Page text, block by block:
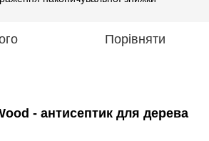
Порівняти
- антисептик для дерева